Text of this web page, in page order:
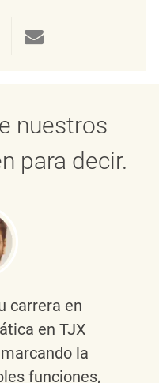
de LinkedIn
través dea través
nuestros
para decir.
carrera en
en TJX
la
funciones,